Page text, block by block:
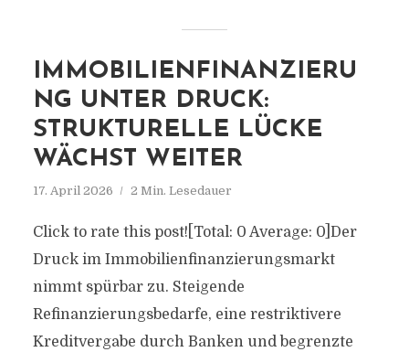
IMMOBILIENFINANZIERU
NG UNTER DRUCK:
STRUKTURELLE LÜCKE
WÄCHST WEITER
17. April 2026 2 Min. Lesedauer
Click to rate this post![Total: 0 Average: 0]Der
Druck im Immobilienfinanzierungsmarkt
nimmt spürbar zu. Steigende
Refinanzierungsbedarfe, eine restriktivere
Kreditvergabe durch Banken und begrenzte